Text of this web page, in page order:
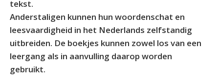
tekst.
Anderstaligen kunnen hun woordenschat en
leesvaardigheid in het Nederlands zelfstandig
uitbreiden. De boekjes kunnen zowel los van een
leergang als in aanvulling daarop worden
gebruikt.